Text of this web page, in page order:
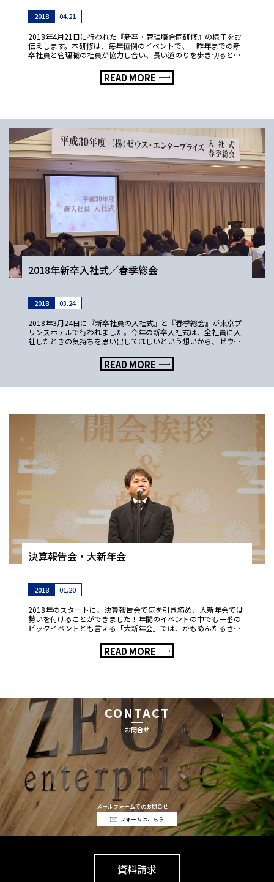
2018 04.21
2018年4月21日に行われた『新卒・管理職合同研修』の様子をお
伝えします。本研修は、毎年恒例のイベントで、一昨年までの新
卒社員と管理職の社員が協力し合い、長い道のりを歩き切るとい
READ MORE
2018年新卒入社式／春季総会
2018 03.24
2018年3月24日に『新卒社員の入社式』と『春季総会』が東京プ
リンスホテルで行われました。今年の新卒入社式は、全社員に入
社したときの気持ちを思い出してほしいという想いから、ゼウ
READ MORE
決算報告会・大新年会
2018 01.20
2018年のスタートに、決算報告会で気を引き締め、大新年会では
勢いを付けることができました！年間のイベントの中でも一番の
ビックイベントとも言える「大新年会」では、かもめんたるさん
READ MORE
CONTACT
お問合せ
メールフォームでのお問合せ
フォームはこちら
資料請求